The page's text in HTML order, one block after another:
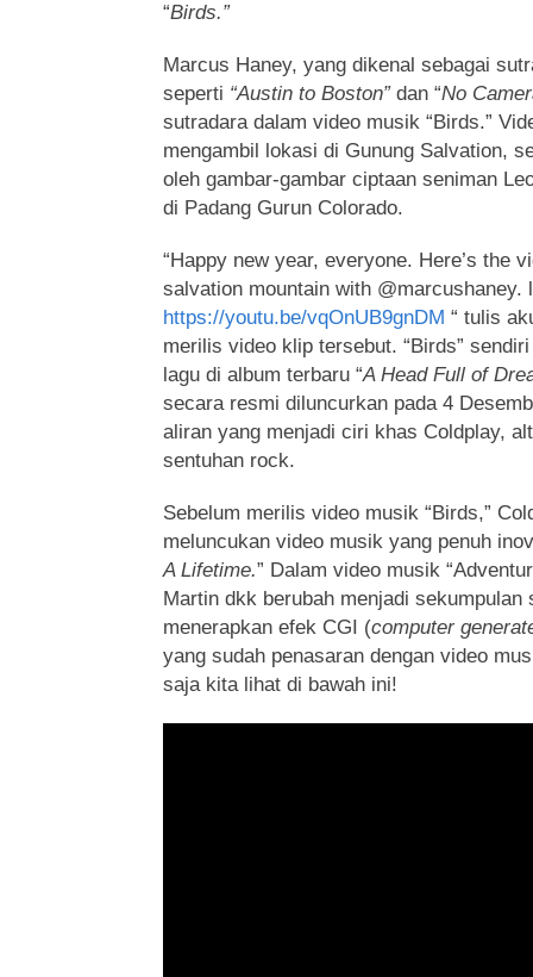
“Birds.”
Marcus Haney, yang dikenal sebagai
seperti “Austin to Boston”dan “No
sutradara dalam video musik “Birds.”
mengambil lokasi di Gunung Salvation,
oleh gambar-gambar ciptaan seniman
di Padang Gurun Colorado.
“Happy new year, everyone. Here’s the
salvation mountain with @marcushaney.
https://youtu.be/vqOnUB9gnDM “ tulis
merilis video klip tersebut. “Birds”
lagu di album terbaru “A Head Full of
secara resmi diluncurkan pada 4
aliran yang menjadi ciri khas Coldplay,
sentuhan rock.
Sebelum merilis video musik “Birds,”
meluncukan video musik yang penuh
A Lifetime.” Dalam video musik
Martin dkk berubah menjadi sekumpulan
menerapkan efek CGI (computer
yang sudah penasaran dengan video
saja kita lihat di bawah ini!